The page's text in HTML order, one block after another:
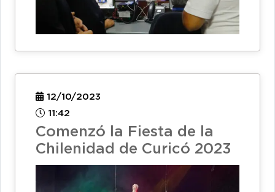
12/10/2023
11:42
Comenzó la Fiesta de la
Chilenidad de Curicó 2023